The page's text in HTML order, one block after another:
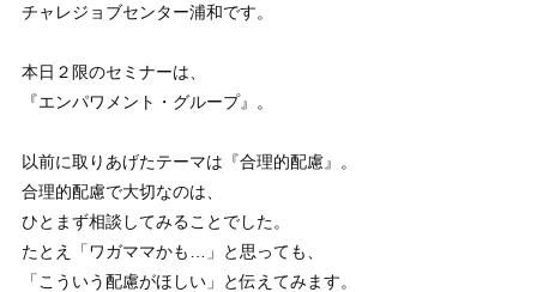
チャレジョブセンター浦和です。
本日２限のセミナーは、
『エンパワメント・グループ』。
以前に取りあげたテーマは『合理的配慮』。
合理的配慮で大切なのは、
ひとまず相談してみることでした。
たとえ「ワガママかも…」と思っても、
「こういう配慮がほしい」と伝えてみます。